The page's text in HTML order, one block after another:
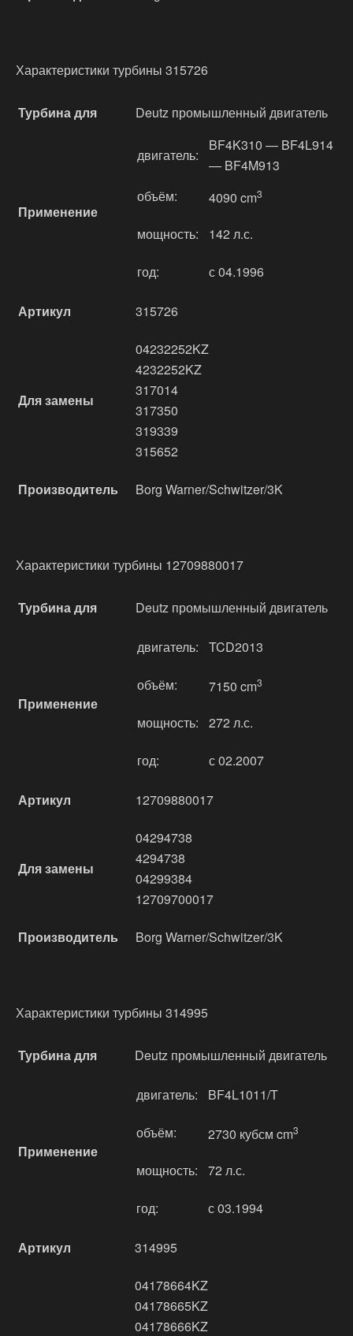
Характеристики турбины 315726
Турбина для Deutz промышленный двигатель
Применение
двигатель:
BF4K310 — BF4L914
— BF4M913
объём:
4090 cm3
мощность: 142 л.с.
год: с 04.1996
Артикул 315726
Для замены
04232252KZ
4232252KZ
317014
317350
319339
315652
Производитель Borg Warner/Schwitzer/3K
Характеристики турбины 12709880017
Турбина для Deutz промышленный двигатель
Применение
двигатель: TCD2013
объём: 7150 cm3
мощность: 272 л.с.
год: с 02.2007
Артикул 12709880017
Для замены
04294738
4294738
04299384
12709700017
Производитель Borg Warner/Schwitzer/3K
Характеристики турбины 314995
Турбина для Deutz промышленный двигатель
Применение
двигатель: BF4L1011/T
объём: 2730 кубсм cm3
мощность: 72 л.с.
год: с 03.1994
Артикул 314995
04178664KZ
04178665KZ
04178666KZ